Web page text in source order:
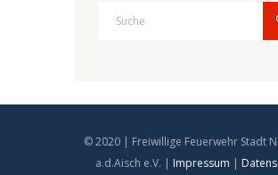
© 2020 | Freiwillige Feuerwehr Stadt
a.d.Aisch e.V. | Impressum |